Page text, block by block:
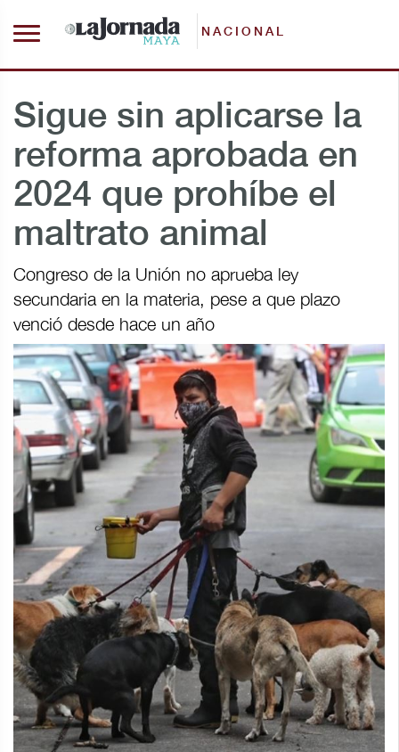
NACIONAL
Sigue sin aplicarse la
reforma aprobada en
2024 que prohíbe el
maltrato animal
Congreso de la Unión no aprueba ley
secundaria en la materia, pese a que plazo
venció desde hace un año